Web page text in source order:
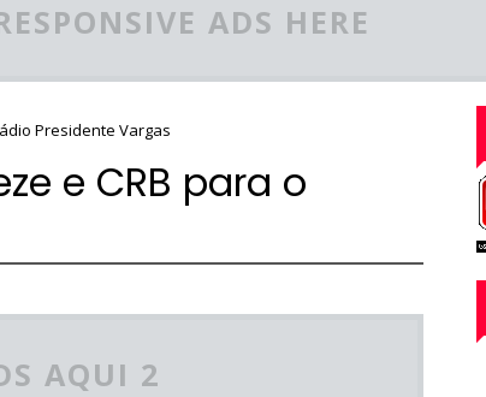
ADS HERE
Presidente Vargas
e CRB para o
AQUI 2